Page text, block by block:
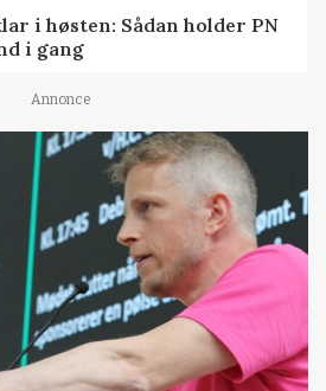
i høsten: Sådan holder PN
i gang
Annonce